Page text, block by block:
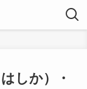
しか）・